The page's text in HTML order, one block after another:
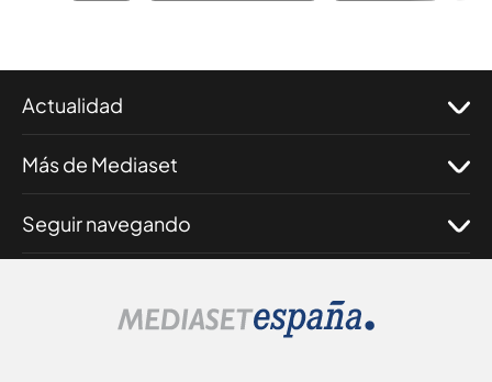
Actualidad
Más de Mediaset
Seguir navegando